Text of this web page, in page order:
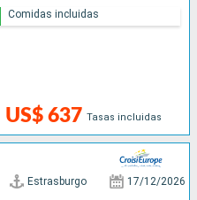
US$ 637 Tasas incluidas
Comidas incluidas
Estrasburgo 17/12/2026